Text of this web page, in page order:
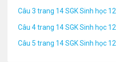
Câu 3 trang 14 SGK Sinh học 12
Câu 4 trang 14 SGK Sinh học 12
Câu 5 trang 14 SGK Sinh học 12